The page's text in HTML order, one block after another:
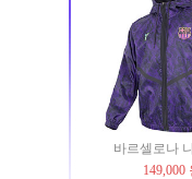
바르셀로나
149,000